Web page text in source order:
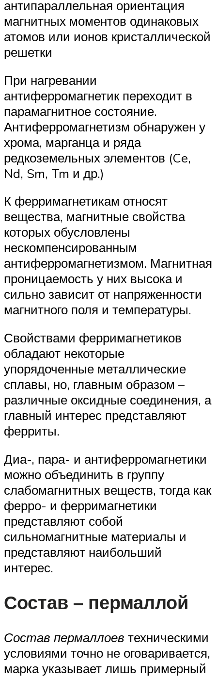
антипараллельная ориентация
магнитных моментов одинаковых
атомов или ионов кристаллической
решетки
При нагревании
антиферромагнетик переходит в
парамагнитное состояние.
Антиферромагнетизм обнаружен у
хрома, марганца и ряда
редкоземельных элементов (Ce,
Nd, Sm, Tm и др.)
К ферримагнетикам относят
вещества, магнитные свойства
которых обусловлены
нескомпенсированным
антиферромагнетизмом. Магнитная
проницаемость у них высока и
сильно зависит от напряженности
магнитного поля и температуры.
Свойствами ферримагнетиков
обладают некоторые
упорядоченные металлические
сплавы, но, главным образом –
различные оксидные соединения, а
главный интерес представляют
ферриты.
Диа-, пара- и антиферромагнетики
можно объединить в группу
слабомагнитных веществ, тогда как
ферро- и ферримагнетики
представляют собой
сильномагнитные материалы и
представляют наибольший
интерес.
Состав – пермаллой
Состав пермаллоев техническими
условиями точно не оговаривается,
марка указывает лишь примерный